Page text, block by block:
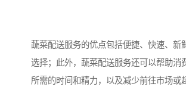
蔬菜配送服务的优点包括便捷、快速、新
选择；此外，蔬菜配送服务还可以帮助消
所需的时间和精力，以及减少前往市场或